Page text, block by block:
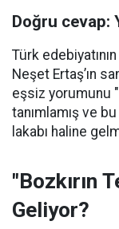
Doğru cevap:
Türk
Neşet Ertaş’ın
eşsiz yorumunu
tanımlamış ve
lakabı haline
"Bozkırın
Geliyor?